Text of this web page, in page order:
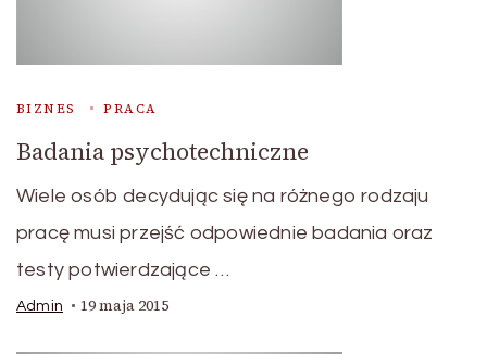
BIZNES PRACA
Badania psychotechniczne
Wiele osób decydując się na różnego rodzaju
pracę musi przejść odpowiednie badania oraz
testy potwierdzające …
Admin 19 maja 2015